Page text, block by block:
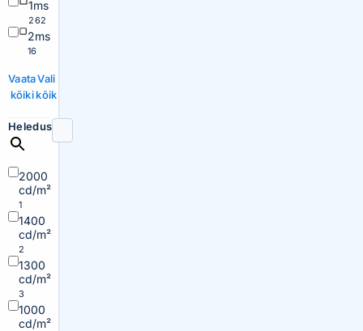
1ms
262
2ms
16
Vaata
kõiki
Vali
kõik
Heledus
2000
cd/m²
1
1400
cd/m²
2
1300
cd/m²
3
1000
cd/m²